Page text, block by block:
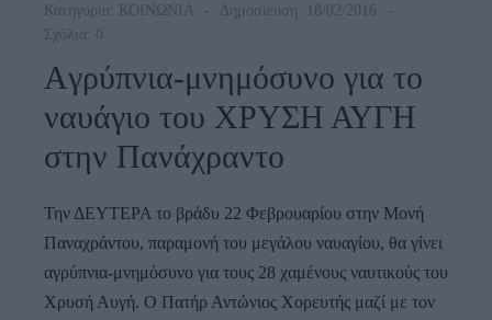
Κατηγορία: ΚΟΙΝΩΝΙΑ
Δημοσίευση: 18/02/2016
Σχόλια: 0
Aγρύπνια-μνημόσυνο για το
ναυάγιο του ΧΡΥΣΗ ΑΥΓΗ
στην Πανάχραντο
Την ΔΕΥΤΕΡΑ το βράδυ 22 Φεβρουαρίου στην Μονή
Παναχράντου, παραμονή του μεγάλου ναυαγίου, θα γίνει
αγρύπνια-μνημόσυνο για τους 28 χαμένους ναυτικούς του
Χρυσή Αυγή. Ο Πατήρ Αντώνιος Χορευτής μαζί με τον